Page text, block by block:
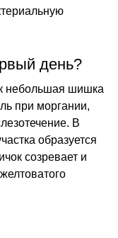
день?
небольшая шишка
при моргании,
В
образуется
созревает и